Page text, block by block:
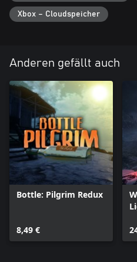
Xbox – Cloudspeicher
Anderen gefällt auch
Bottle: Pilgrim Redux
8,49 €